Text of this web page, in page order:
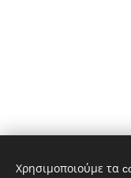
Χρησιμοποιούμε τα